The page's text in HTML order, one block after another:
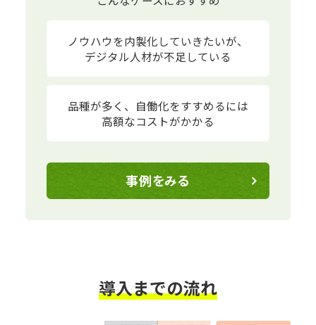
ノウハウを内製化していきたいが、
デジタル人材が不足している
品種が多く、 自働化をすすめるには
高額なコストがかかる
事例をみる
導入までの流れ